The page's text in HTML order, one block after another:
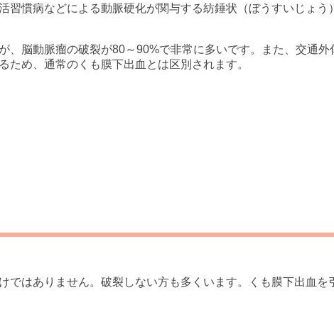
習慣病などによる動脈硬化が関与する紡錘状（ぼうすいじょ
、脳動脈瘤の破裂が80～90%で非常に多いです。また、交通
め、通常のくも膜下出血とは区別されます。
ではありません。破裂しない方も多くいます。くも膜下出血